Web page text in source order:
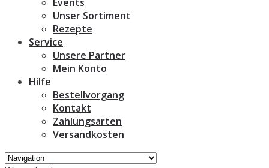
Events
Unser Sortiment
Rezepte
Service
Unsere Partner
Mein Konto
Hilfe
Bestellvorgang
Kontakt
Zahlungsarten
Versandkosten